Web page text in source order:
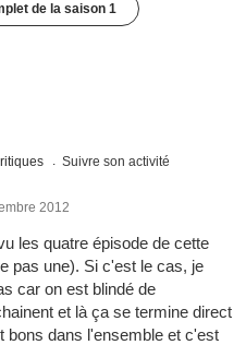
de la saison 1
Suivre son activité
2012
les quatre épisode de cette
pas une). Si c'est le cas, je
car on est blindé de
et là ça se termine direct
bons dans l'ensemble et c'est